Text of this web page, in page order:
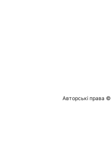
Авторські права